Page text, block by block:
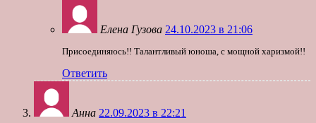
Елена Гузова 24.10.2023 в 21:06
Присоединяюсь!! Талантливый юноша, с мощной харизмой!!
Ответить
Анна 22.09.2023 в 22:21